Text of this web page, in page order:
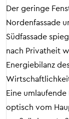
Der geringe
Nordenfassade
Südfassade
nach Privatheit
Energiebilanz
Eine
optisch vom